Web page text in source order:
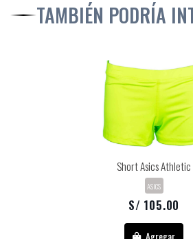
TAMBIÉN PODRÍA
Short Asics Athletic
ASICS
S/ 105.00
Agregar